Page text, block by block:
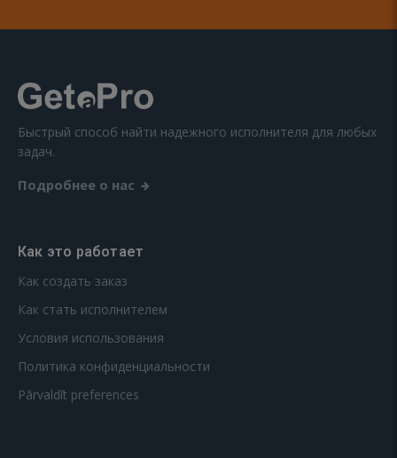
Быстрый способ найти надежного исполнителя для любых
задач.
Подробнее о нас
Как это работает
Как создать заказ
Как стать исполнителем
Условия использования
Политика конфиденциальности
Pārvaldīt preferences